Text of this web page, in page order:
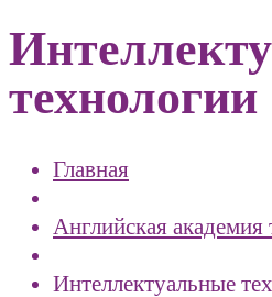
технологии
Главная
Английская академия
Интеллектуальные